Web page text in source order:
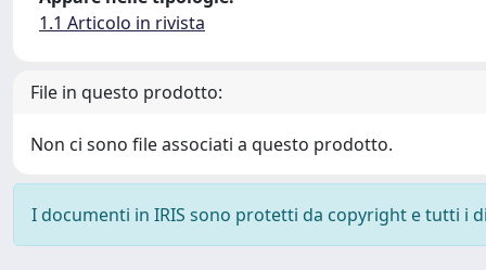
1.1 Articolo in rivista
File in questo prodotto:
Non ci sono file associati a questo prodotto.
I documenti in IRIS sono protetti da copyright e tutti i